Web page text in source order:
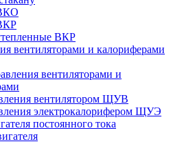
ВКР
вентиляторами и калориферами
вентиляторами и
вентилятором ЩУВ
электрокалорифером ЩУЭ
постоянного тока